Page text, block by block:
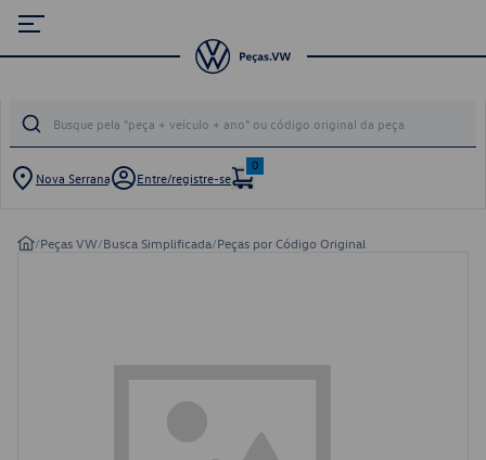
Nova Serrana Entre/registre-se
0
/Peças VW/Busca Simplificada/Peças por Código Original